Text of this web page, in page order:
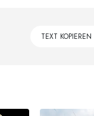
TEXT KOPIEREN